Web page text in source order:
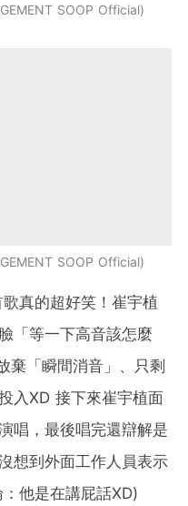
SOOP Official
SOOP Official
真的超好笑！崔宇植
「等一下高音該怎麼
棄「瞬間消音」、只剩
入XD 接下來崔宇植面
唱，最後唱完還辯解是
想到外面工作人員表示
他是在講屁話XD)